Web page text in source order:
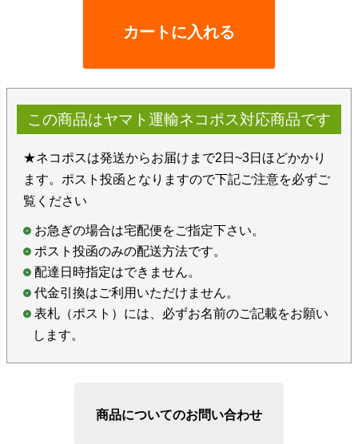
カートに入れる
この商品はヤマト運輸ネコポス対応商品です
★ネコポスは発送からお届けまで2日~3日ほどかかり
ます。ポスト投函となりますので下記ご注意を必ずご
覧ください
お急ぎの場合は宅配便をご指定下さい。
ポスト投函のみの配送方法です。
配達日時指定はできません。
代金引換はご利用いただけません。
表札（ポスト）には、必ずお名前のご記載をお願い
します。
商品についてのお問い合わせ